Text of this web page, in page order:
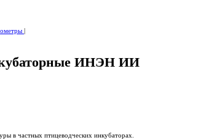
|
ИНЭН ИИ
в частных птицеводческих инкубаторах.